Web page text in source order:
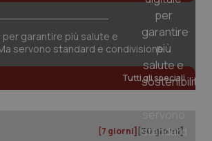
garantire più salute e
servono standard e condivisione
Tutti gli speciali
[7 giorni] [30 giorni]
ironfish-
www.quotidianosanita.it